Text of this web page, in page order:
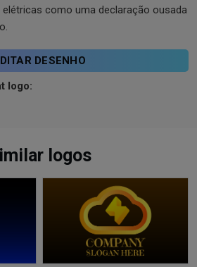
como uma declaração ousada
DESENHO
logo:
logos